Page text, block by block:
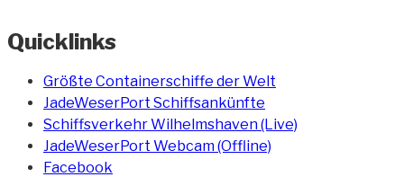
Ocean“
Quicklinks
Größte Containerschiffe der Welt
JadeWeserPort Schiffsankünfte
Schiffsverkehr Wilhelmshaven (Live)
JadeWeserPort Webcam (Offline)
Facebook